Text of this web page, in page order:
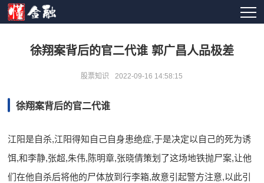
徐翔案背后的官二代谁 郭广昌人品极差
股票知识 2022-09-16 14:58:15
徐翔案背后的官二代谁
江阳是自杀,江阳得知自己自身患绝症,于是决定以自己的死为诱
饵,和李静,张超,朱伟,陈明章,张晓倩策划了这场地铁抛尸案,让他
们在他自杀后将他的尸体放到行李箱,故意引起警方注意,以此引